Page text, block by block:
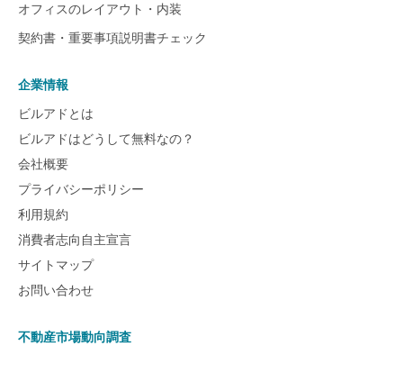
オフィスのレイアウト・内装
契約書・重要事項説明書チェック
企業情報
ビルアドとは
ビルアドはどうして無料なの？
会社概要
プライバシーポリシー
利用規約
消費者志向自主宣言
サイトマップ
お問い合わせ
不動産市場動向調査